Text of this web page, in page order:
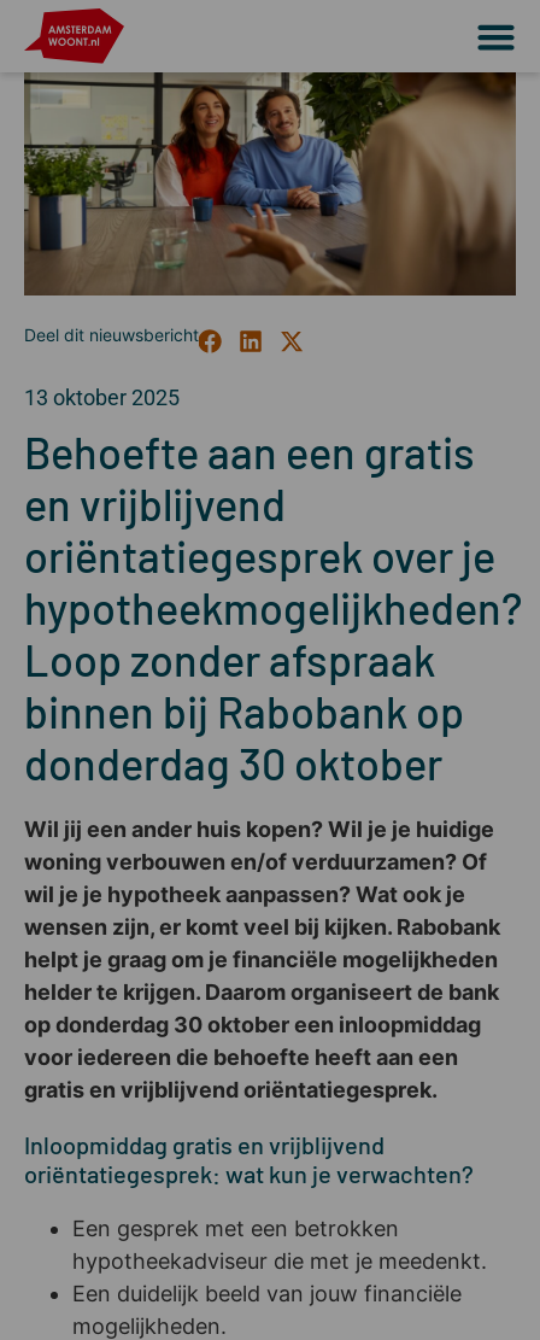
13 oktober 2025
Behoefte aan een gratis
en vrijblijvend
oriëntatiegesprek over je
hypotheekmogelijkheden?
Loop zonder afspraak
binnen bij Rabobank op
donderdag 30 oktober
Wil jij een ander huis kopen? Wil je je huidige
woning verbouwen en/of verduurzamen? Of
wil je je hypotheek aanpassen? Wat ook je
wensen zijn, er komt veel bij kijken. Rabobank
helpt je graag om je financiële mogelijkheden
helder te krijgen. Daarom organiseert de bank
op donderdag 30 oktober een inloopmiddag
voor iedereen die behoefte heeft aan een
gratis en vrijblijvend oriëntatiegesprek.
Inloopmiddag gratis en vrijblijvend
oriëntatiegesprek: wat kun je verwachten?
Een gesprek met een betrokken
hypotheekadviseur die met je meedenkt.
Een duidelijk beeld van jouw financiële
mogelijkheden.